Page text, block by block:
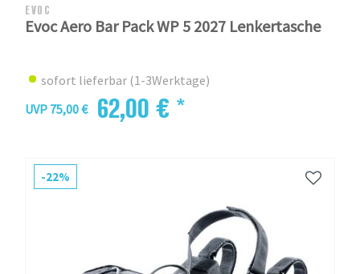
EVOC
Evoc Aero Bar Pack WP 5 2027 Lenkertasche
sofort lieferbar (1-3Werktage)
UVP 75,00 €
62,00 € *
-22%